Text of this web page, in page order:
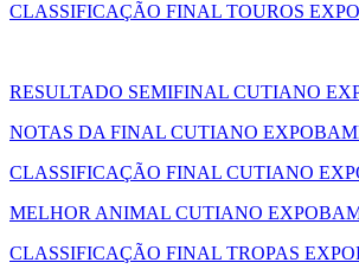
CLASSIFICAÇÃO FINAL TOUROS
RESULTADO SEMIFINAL CUTIANO
NOTAS DA FINAL CUTIANO
CLASSIFICAÇÃO FINAL CUTIANO
MELHOR ANIMAL CUTIANO
CLASSIFICAÇÃO FINAL TROPAS